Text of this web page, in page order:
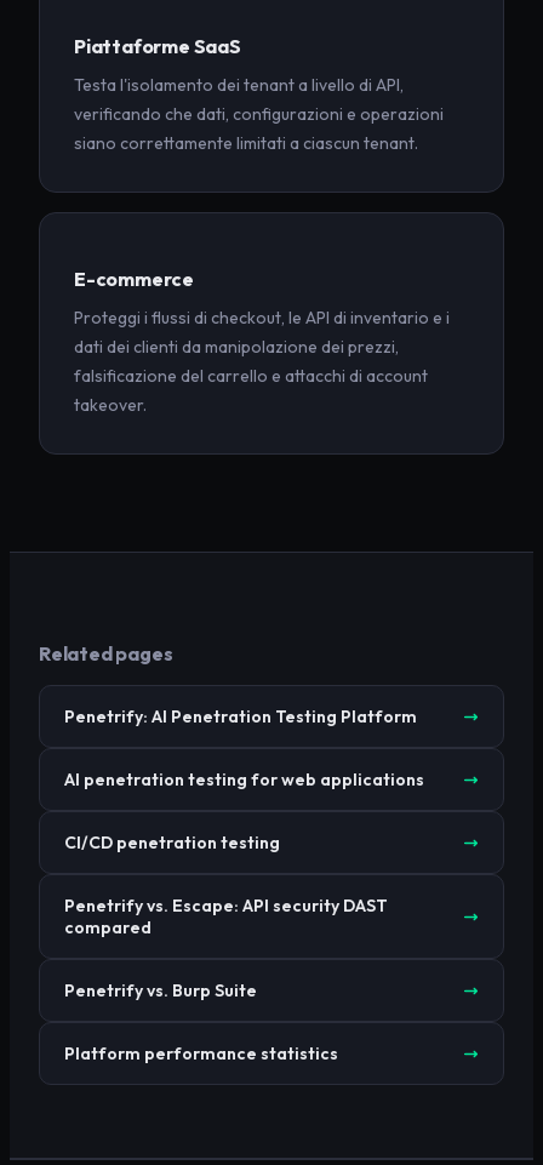
Piattaforme SaaS
Testa l'isolamento dei tenant a livello di API,
verificando che dati, configurazioni e operazioni
siano correttamente limitati a ciascun tenant.
E-commerce
Proteggi i flussi di checkout, le API di inventario e i
dati dei clienti da manipolazione dei prezzi,
falsificazione del carrello e attacchi di account
takeover.
Related pages
Penetrify: AI Penetration Testing Platform
AI penetration testing for web applications
CI/CD penetration testing
Penetrify vs. Escape: API security DAST
compared
Penetrify vs. Burp Suite
Platform performance statistics